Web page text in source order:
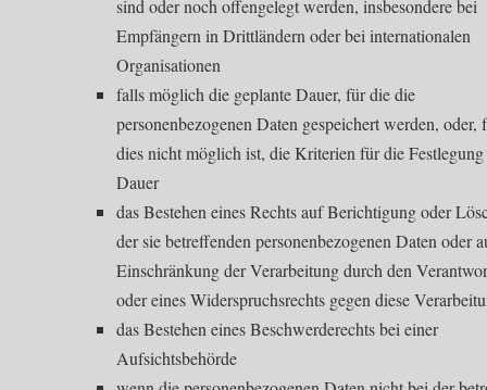
sind oder noch offengelegt werden, insbesondere bei
Empfängern in Drittländern oder bei internationalen
Organisationen
falls möglich die geplante Dauer, für die die
personenbezogenen Daten gespeichert werden, oder,
dies nicht möglich ist, die Kriterien für die Festlegung
Dauer
das Bestehen eines Rechts auf Berichtigung oder
der sie betreffenden personenbezogenen Daten oder
Einschränkung der Verarbeitung durch den
oder eines Widerspruchsrechts gegen diese
das Bestehen eines Beschwerderechts bei einer
Aufsichtsbehörde